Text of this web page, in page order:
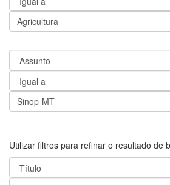
Utilizar filtros para refinar o resultado de